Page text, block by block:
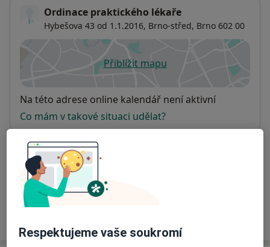
Ordinace praktického lékaře
Hybešova 43 od 1.1.2016, Brno-střed, Brno 602 00
Přiblížit mapuse otevře v nové záložce
Dostupnost
Na této adrese online kalendář není aktivní
Co mám v takové situaci udělat?
Způsoby platby (soukromé návštěvy)
Na teto adrese lékař přijímá pacienty na pojišťovnu
Detaily
Respektujeme vaše soukromí